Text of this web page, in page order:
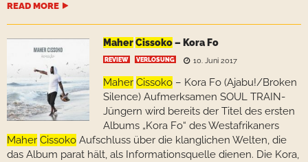
READ MORE
MaherCissoko– Kora Fo
REVIEW VERLOSUNG 10. Juni 2017
Maher Cissoko – Kora Fo (Ajabu!/Broken
Silence) Aufmerksamen SOUL TRAIN-
Jüngern wird bereits der Titel des ersten
Albums „Kora Fo“ des Westafrikaners
Maher Cissoko Aufschluss über die klanglichen Welten, die
das Album parat hält, als Informationsquelle dienen. Die Kora,